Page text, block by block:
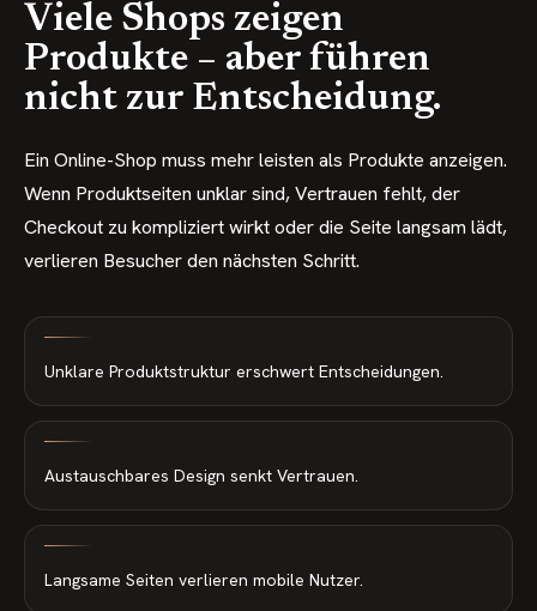
Viele Shops zeigen
Produkte – aber führen
nicht zur Entscheidung.
Ein Online-Shop muss mehr leisten als Produkte anzeigen.
Wenn Produktseiten unklar sind, Vertrauen fehlt, der
Checkout zu kompliziert wirkt oder die Seite langsam lädt,
verlieren Besucher den nächsten Schritt.
Unklare Produktstruktur erschwert Entscheidungen.
Austauschbares Design senkt Vertrauen.
Langsame Seiten verlieren mobile Nutzer.